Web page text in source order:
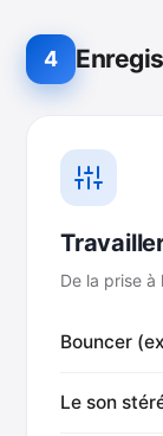
4
De la prise à
Bouncer
Le son